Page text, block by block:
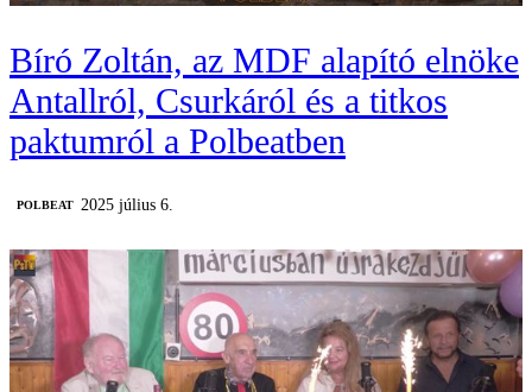
Bíró Zoltán, az MDF alapító elnöke
Antallról, Csurkáról és a titkos
paktumról a Polbeatben
‎POLBEAT 2025 július 6.